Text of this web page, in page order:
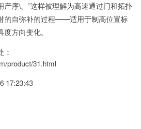
产序\。”这样被理解为高速通过门和拓扑
的自弥补的过程——适用于制高位置标
方向变化。
product/31.html
17:23:43